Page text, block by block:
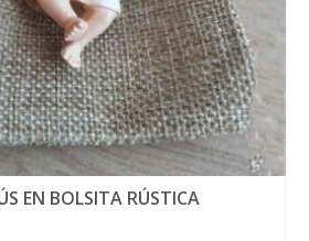
EN BOLSITA RÚSTICA